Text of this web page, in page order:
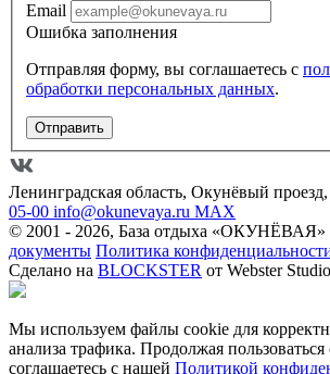
Email
Ошибка заполнения
Отправляя форму, вы соглашаетесь с
обработки персональных данных.
Отправить
Ленинградская область, Окунёвый
05-00 info@okunevaya.ru MAX
© 2001 - 2026, База отдыха «ОКУНЁВАЯ»
документы Политика
Сделано на BLOCKSTER от Webster Studio
Мы используем файлы cookie для
анализа трафика. Продолжая
соглашаетесь с нашей Политикой